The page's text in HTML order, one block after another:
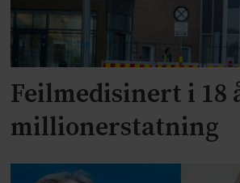
Feilmedisinert i 18
millionerstatning